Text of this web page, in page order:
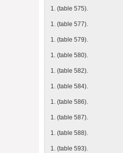
1. (table 575).
1. (table 577).
1. (table 579).
1. (table 580).
1. (table 582).
1. (table 584).
1. (table 586).
1. (table 587).
1. (table 588).
1. (table 593).